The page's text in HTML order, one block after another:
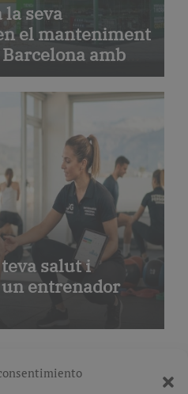
la seva
el manteniment
amb
mecànica
salut i
entrenador